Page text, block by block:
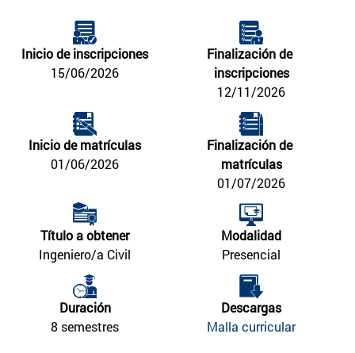
Inicio de inscripciones
15/06/2026
Finalización de
inscripciones
12/11/2026
Inicio de matrículas
01/06/2026
Finalización de
matrículas
01/07/2026
Título a obtener
Ingeniero/a Civil
Modalidad
Presencial
Duración
8 semestres
Descargas
Malla curricular